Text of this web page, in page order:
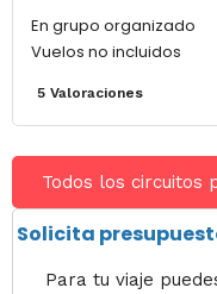
En grupo organizado
Vuelos no incluidos
5 Valoraciones
Todos los circuitos
Solicita
Para tu viaje